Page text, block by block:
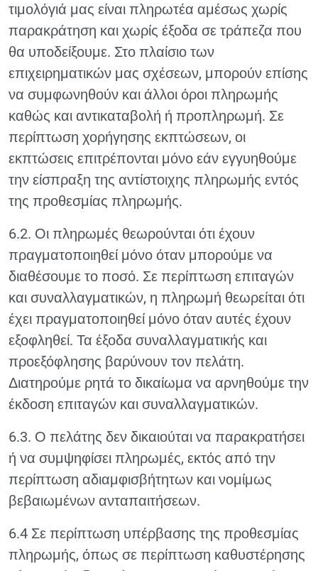
τιμολόγιά μας είναι πληρωτέα αμέσως χωρίς
παρακράτηση και χωρίς έξοδα σε τράπεζα που
θα υποδείξουμε. Στο πλαίσιο των
επιχειρηματικών μας σχέσεων, μπορούν επίσης
να συμφωνηθούν και άλλοι όροι πληρωμής
καθώς και αντικαταβολή ή προπληρωμή. Σε
περίπτωση χορήγησης εκπτώσεων, οι
εκπτώσεις επιτρέπονται μόνο εάν εγγυηθούμε
την είσπραξη της αντίστοιχης πληρωμής εντός
της προθεσμίας πληρωμής.
6.2. Οι πληρωμές θεωρούνται ότι έχουν
πραγματοποιηθεί μόνο όταν μπορούμε να
διαθέσουμε το ποσό. Σε περίπτωση επιταγών
και συναλλαγματικών, η πληρωμή θεωρείται ότι
έχει πραγματοποιηθεί μόνο όταν αυτές έχουν
εξοφληθεί. Τα έξοδα συναλλαγματικής και
προεξόφλησης βαρύνουν τον πελάτη.
Διατηρούμε ρητά το δικαίωμα να αρνηθούμε την
έκδοση επιταγών και συναλλαγματικών.
6.3. Ο πελάτης δεν δικαιούται να παρακρατήσει
ή να συμψηφίσει πληρωμές, εκτός από την
περίπτωση αδιαμφισβήτητων και νομίμως
βεβαιωμένων ανταπαιτήσεων.
6.4 Σε περίπτωση υπέρβασης της προθεσμίας
πληρωμής, όπως σε περίπτωση καθυστέρησης